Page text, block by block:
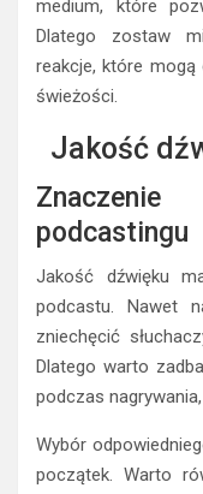
medium, które
Dlatego zostaw
reakcje, które
świeżości.
Jakość
podcastingu
Jakość dźwięku
podcastu. Nawet
zniechęcić
Dlatego warto
podczas
Wybór
początek. Warto